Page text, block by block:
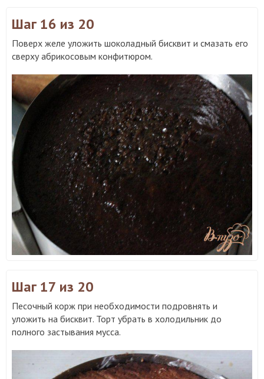
Шаг 16 из 20
Поверх желе уложить шоколадный бисквит и смазать его
сверху абрикосовым конфитюром.
Шаг 17 из 20
Песочный корж при необходимости подровнять и
уложить на бисквит. Торт убрать в холодильник до
полного застывания мусса.